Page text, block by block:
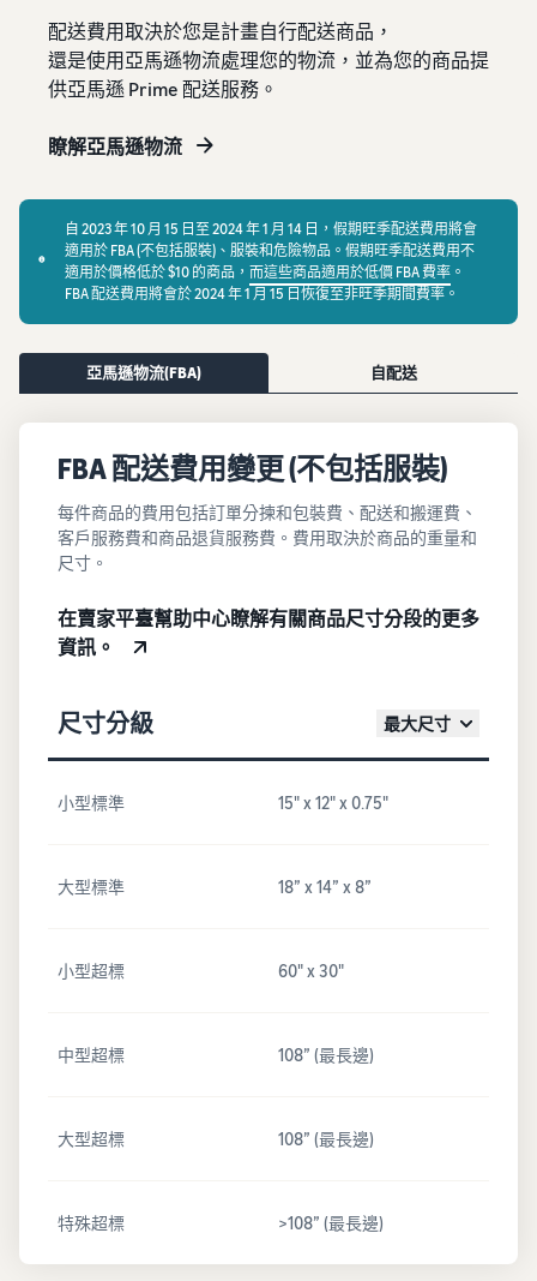
配送費用取決於您是計畫自行配送商品，
還是使用亞馬遜物流處理您的物流，並為您的商品提
供亞馬遜 Prime 配送服務。
瞭解亞馬遜物流
自 2023 年 10 月 15 日至 2024 年 1 月 14 日，假期旺季配送費用將會
適用於 FBA (不包括服裝)、服裝和危險物品。假期旺季配送費用不
適用於價格低於 $10 的商品，而這些商品適用於低價 FBA 費率 。
FBA 配送費用將會於 2024 年 1 月 15 日恢復至非旺季期間費率。
亞馬遜物流(FBA) 自配送
FBA 配送費用變更 (不包括服裝)
每件商品的費用包括訂單分揀和包裝費、配送和搬運費、
客戶服務費和商品退貨服務費。費用取決於商品的重量和
尺寸。
在賣家平臺幫助中心瞭解有關商品尺寸分段的更多
資訊。
尺寸分級 最大尺寸
小型標準 15" x 12" x 0.75"
大型標準 18” x 14” x 8”
小型超標 60" x 30"
中型超標 108” (最長邊)
大型超標 108” (最長邊)
特殊超標 >108” (最長邊)